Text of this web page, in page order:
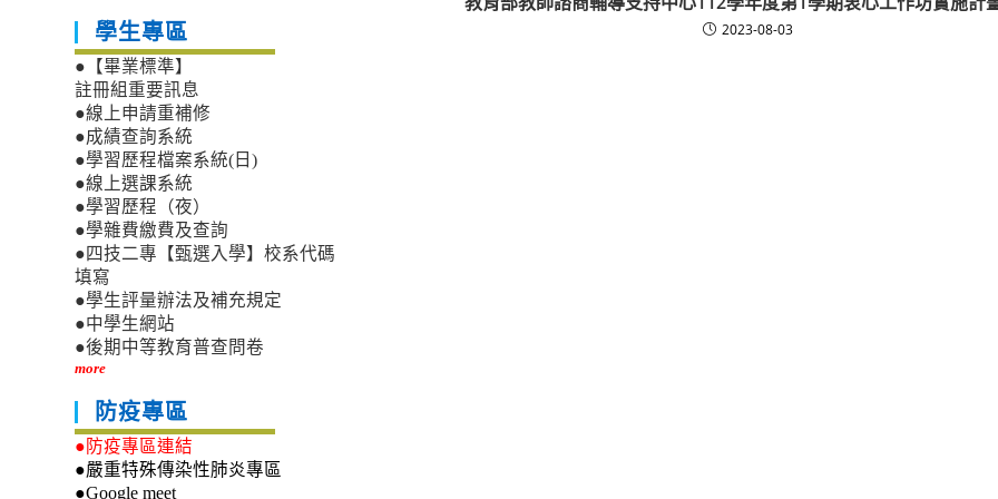
2023-08-03
學生專區
●【畢業標準】
註冊組重要訊息
●線上申請重補修
●成績查詢系統
●學習歷程檔案系統(日)
●線上選課系統
●學習歷程（夜）
●學雜費繳費及查詢
●四技二專【甄選入學】校系代碼
填寫
●學生評量辦法及補充規定
●中學生網站
●後期中等教育普查問卷
more
防疫專區
●防疫專區連結
●嚴重特殊傳染性肺炎專區
●Google meet